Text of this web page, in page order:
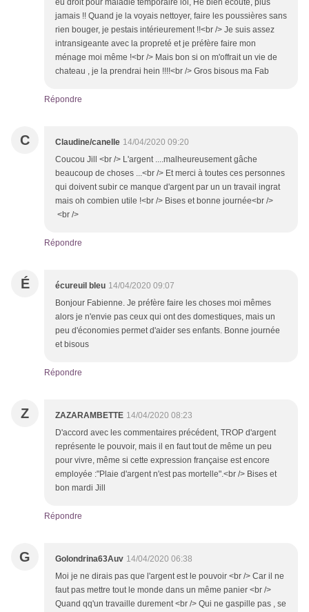
eu droit pour maladie temporaire lol, Hé bien écoute, plus
jamais !! Quand je la voyais nettoyer, faire les poussières sans
rien bouger, je pestais intérieurement !!<br /> Je suis assez
intransigeante avec la propreté et je préfère faire mon
ménage moi même !<br /> Mais bon si on m'offrait un vie de
chateau , je la prendrai hein !!!!<br /> Gros bisous ma Fab
Répondre
C Claudine/canelle 14/04/2020 09:20
Coucou Jill <br /> L'argent ....malheureusement gâche
beaucoup de choses ...<br /> Et merci à toutes ces personnes
qui doivent subir ce manque d'argent par un un travail ingrat
mais oh combien utile !<br /> Bises et bonne journée<br />
<br />
Répondre
É écureuil bleu 14/04/2020 09:07
Bonjour Fabienne. Je préfère faire les choses moi mêmes
alors je n'envie pas ceux qui ont des domestiques, mais un
peu d'économies permet d'aider ses enfants. Bonne journée
et bisous
Répondre
Z ZAZARAMBETTE 14/04/2020 08:23
D'accord avec les commentaires précédent, TROP d'argent
représente le pouvoir, mais il en faut tout de même un peu
pour vivre, même si cette expression française est encore
employée :"Plaie d'argent n'est pas mortelle".<br /> Bises et
bon mardi Jill
Répondre
G Golondrina63Auv 14/04/2020 06:38
Moi je ne dirais pas que l'argent est le pouvoir <br /> Car il ne
faut pas mettre tout le monde dans un même panier <br />
Quand qq'un travaille durement <br /> Qui ne gaspille pas , se